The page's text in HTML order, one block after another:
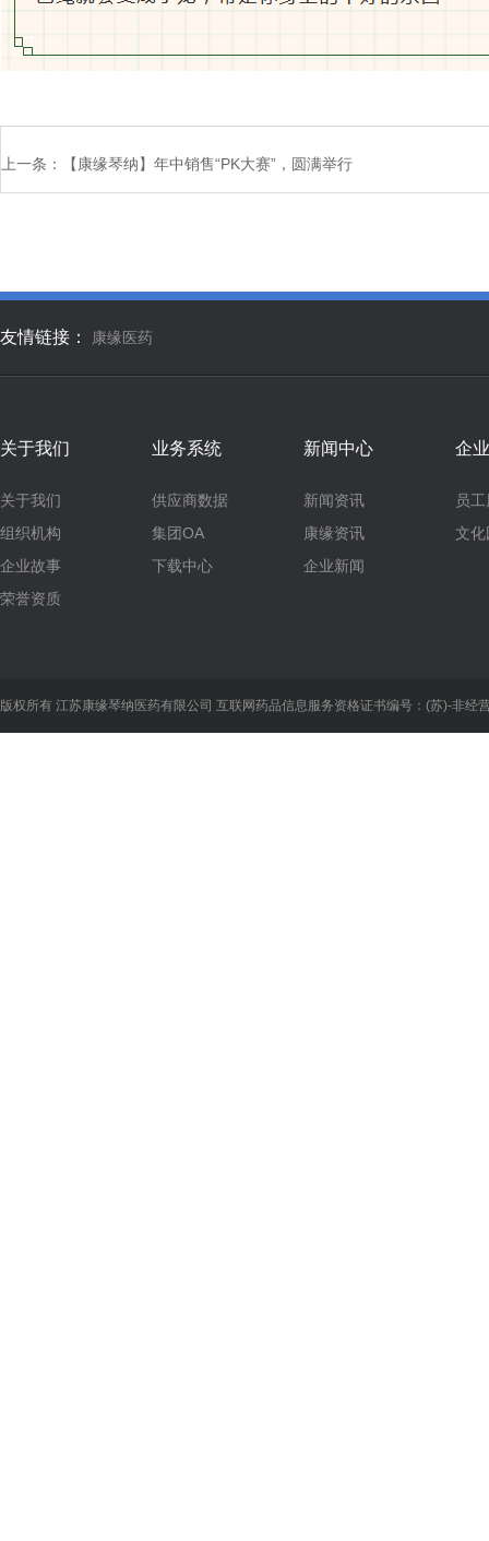
上一条： 【康缘琴纳】年中销售“PK大赛”，圆满举行
友情链接： 康缘医药
关于我们
关于我们
组织机构
企业故事
荣誉资质
业务系统
供应商数据
集团OA
下载中心
新闻中心
新闻资讯
康缘资讯
企业新闻
企
员
文化
版权所有 江苏康缘琴纳医药有限公司 互联网药品信息服务资格证书编号：(苏)-非经